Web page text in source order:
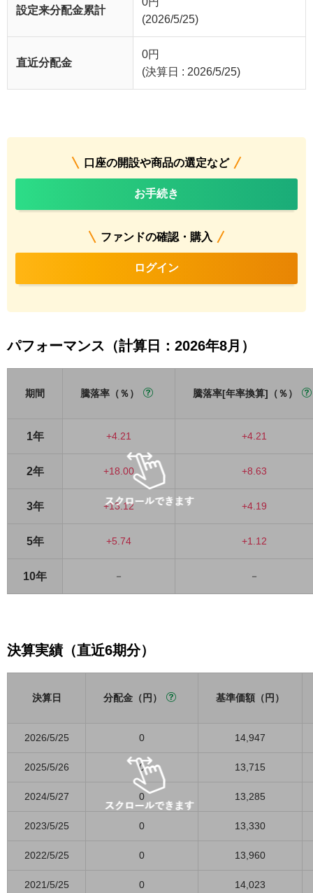
設定来分配金累計
(2026/5/25)
直近分配金
0円
(決算日 : 2026/5/25)
口座の開設や商品の選定など
お手続き
ファンドの確認・購入
ログイン
パフォーマンス（計算日：2026年8月）
期間 騰落率（％） 騰落率[年率換算]（％）
1年 +4.21 +4.21
2年 +18.00 +8.63
3年 +13.12 +4.19
5年 +5.74 +1.12
10年 － －
決算実績（直近6期分）
決算日 分配金（円） 基準価額（円）
2026/5/25 0 14,947
2025/5/26 0 13,715
2024/5/27 0 13,285
2023/5/25 0 13,330
2022/5/25 0 13,960
2021/5/25 0 14,023